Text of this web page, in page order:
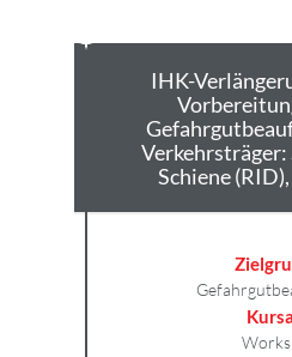
IHK-
Verkehrsträger:
Schiene